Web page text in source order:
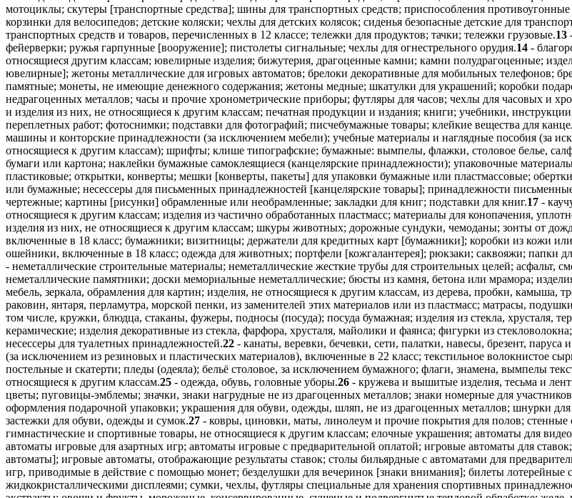
мотоциклы; скутеры [транспортные средства]; шины для транспортных средств; приспособления
корзинки для велосипедов; детские коляски; чехлы для детских колясок; сиденья безопасные детские для
транспортных средств и товаров, перечисленных в 12 классе; тележки для продуктов; тачки; тележки грузовые.13
фейерверки; ружья гарпунные [вооружение]; пистолеты сигнальные; чехлы для огнестрельного орудия.14 -
относящиеся другим классам; ювелирные изделия; бижутерия, драгоценные камни; камни полудрагоценные;
ювелирные]; жетоны металлические для игровых автоматов; брелоки декоративные для мобильных телефонов;
памятные; монеты, не имеющие денежного содержания; жетоны медные; шкатулки для украшений; коробки
недрагоценных металлов; часы и прочие хронометрические приборы; футляры для часов; чехлы для часовых и
и изделия из них, не относящиеся к другим классам; печатная продукции и издания; книги; учебники,
переплетных работ; фотоснимки; подставки для фотографий; писчебумажные товары; клейкие вещества для
машины и конторские принадлежности (за исключением мебели); учебные материалы и наглядные пособия (за
относящиеся к другим классам); шрифты; клише типографские; бумажные: вымпелы, флажки, столовое белье,
бумаги или картона; наклейки бумажные самоклеящиеся (канцелярские принадлежности); упаковочные
пластиковые; открытки, конверты; мешки [конверты, пакеты] для упаковки бумажные или пластмассовые;
или бумажные; несессеры для письменных принадлежностей [канцелярские товары]; принадлежности
чертежные; картины [рисунки] обрамленные или необрамленные; закладки для книг; подставки для книг.17 -
относящиеся к другим классам; изделия из частично обработанных пластмасс; материалы для конопачения,
изделия из них, не относящиеся к другим классам; шкуры животных; дорожные сундуки, чемоданы; зонты от
включенные в 18 класс; бумажники; визитницы; держатели для кредитных карт [бумажники]; коробки из кожи
ошейники, включенные в 18 класс; одежда для животных; портфели [кожгалантерея]; рюкзаки; саквояжи; папки
- неметаллические строительные материалы; неметаллические жесткие трубы для строительных целей;
неметаллические памятники; доски мемориальные неметаллические; бюсты из камня, бетона или мрамора;
мебель, зеркала, обрамления для картин; изделия, не относящиеся к другим классам, из дерева, пробки, камыша,
раковин, янтаря, перламутра, морской пенки, из заменителей этих материалов или из пластмасс; матрасы,
том числе, кружки, блюдца, стаканы, фужеры, подносы (посуда); посуда бумажная; изделия из стекла, хрусталя,
керамические; изделия декоративные из стекла, фарфора, хрусталя, майолики и фаянса; фигурки из
несессеры для туалетных принадлежностей.22 - канаты, веревки, бечевки, сети, палатки, навесы, брезент,
(за исключением из резиновых и пластических материалов), включенные в 22 класс; текстильное волокнистое
постельные и скатерти; пледы (одеяла); бельё столовое, за исключением бумажного; флаги, знамена, вымпелы
относящиеся к другим классам.25 - одежда, обувь, головные уборы.26 - кружева и вышитые изделия, тесьма и
цветы; пуговицы-эмблемы; значки, знаки нагрудные не из драгоценных металлов; знаки номерные для
оформления подарочной упаковки; украшения для обуви, одежды, шляп, не из драгоценных металлов; шнурки
застежки для обуви, одежды и сумок.27 - ковры, циновки, маты, линолеум и прочие покрытия для полов;
гимнастические и спортивные товары, не относящиеся к другим классам; елочные украшения; автоматы для
автоматы игровые для азартных игр; автоматы игровые с предварительной оплатой; игровые автоматы для
автоматы]; игровые автоматы, отображающие результаты ставок; столы бильярдные с автоматами для
игр, приводимые в действие с помощью монет; безделушки для вечеринок [знаки внимания]; билеты лотерейные
жидкокристаллическими дисплеями; сумки, чехлы, футляры специальные для хранения спортивных